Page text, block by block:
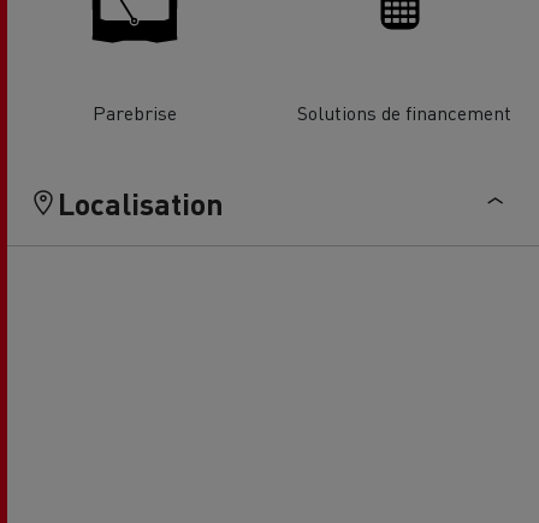
Parebrise Solutions de financement
Localisation